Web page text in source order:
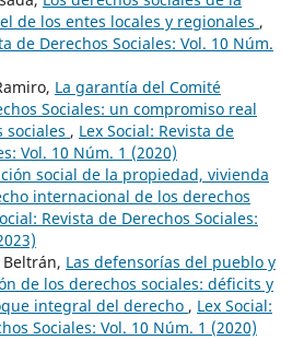
de los entes locales y regionales ,
de Derechos Sociales: Vol. 10 Núm.
La garantía del Comité
Sociales: un compromiso real
sociales , Lex Social: Revista de
Vol. 10 Núm. 1 (2020)
social de la propiedad, vivienda
internacional de los derechos
Revista de Derechos Sociales:
Beltrán, Las defensorías del pueblo y
de los derechos sociales: déficits y
integral del derecho , Lex Social:
Sociales: Vol. 10 Núm. 1 (2020)